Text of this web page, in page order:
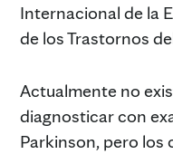
Internacional de la
de los Trastornos
Actualmente no
diagnosticar con
Parkinson, pero los